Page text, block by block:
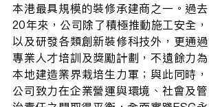
本港最具規模的裝修承建商之一。過去
20年來，公司除了積極推動施工安全，
以及研發各類創新裝修科技外，更通過
專業人才培訓及獎勵計劃，不遺餘力為
本地建造業界栽培生力軍；與此同時，
公司致力在企業營運與環境、社會及管